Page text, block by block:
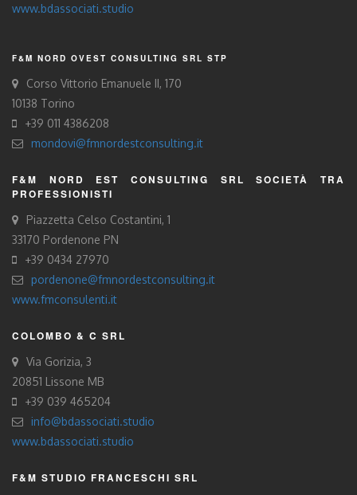
www.bdassociati.studio
F&M NORD OVEST CONSULTING SRL STP
Corso Vittorio Emanuele II, 170
10138 Torino
+39 011 4386208
mondovi@fmnordestconsulting.it
F&M NORD EST CONSULTING SRL SOCIETÀ TRA
PROFESSIONISTI
Piazzetta Celso Costantini, 1
33170 Pordenone PN
+39 0434 27970
pordenone@fmnordestconsulting.it
www.fmconsulenti.it
COLOMBO & C SRL
Via Gorizia, 3
20851 Lissone MB
+39 039 465204
info@bdassociati.studio
www.bdassociati.studio
F&M STUDIO FRANCESCHI SRL